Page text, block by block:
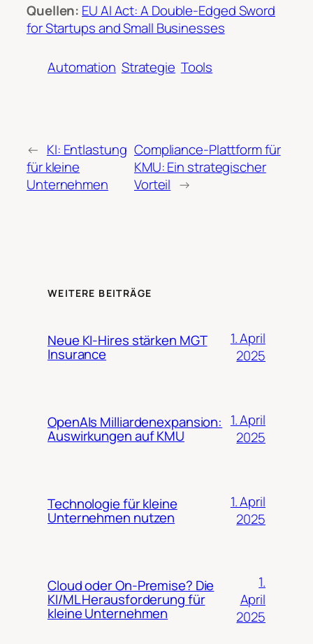
Quellen: EU AI Act: A Double-Edged Sword
for Startups and Small Businesses
Automation Strategie Tools
← KI: Entlastung
für kleine
Unternehmen
Compliance-Plattform für
KMU: Ein strategischer
Vorteil →
WEITERE BEITRÄGE
Neue KI-Hires stärken MGT
Insurance
1. April
2025
OpenAIs Milliardenexpansion:
Auswirkungen auf KMU
1. April
2025
Technologie für kleine
Unternehmen nutzen
1. April
2025
Cloud oder On-Premise? Die
KI/ML Herausforderung für
kleine Unternehmen
1.
April
2025